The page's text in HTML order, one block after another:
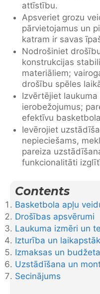
attīstību.
Apsveriet grozu
pārvietojamus un
katram ir savas
Nodrošiniet
konstrukcijas
materiāliem;
drošību spēles
Izvērtējiet
ierobežojumus;
efektīvu
Ievērojiet
nepieciešams,
pareiza
funkcionalitāti
Contents
Basketbola apļu
Drošības apsvērumi
Laukuma izmēri un
Izturība un
Izmaksas un
Uzstādīšana un
Secinājums